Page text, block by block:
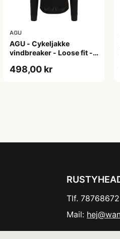
AGU
AGU - Cykeljakke
vindbreaker - Loose fit -
498,00 kr
Tlf. 78768672
Mail: